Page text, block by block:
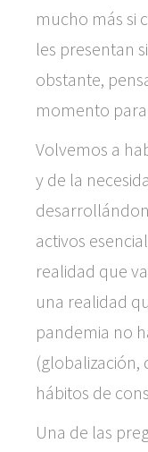
mucho más si
les presentan
obstante,
momento
Volvemos a
y de la
activos
realidad que
una realidad
pandemia no
(globalización,
hábitos de
Una de las